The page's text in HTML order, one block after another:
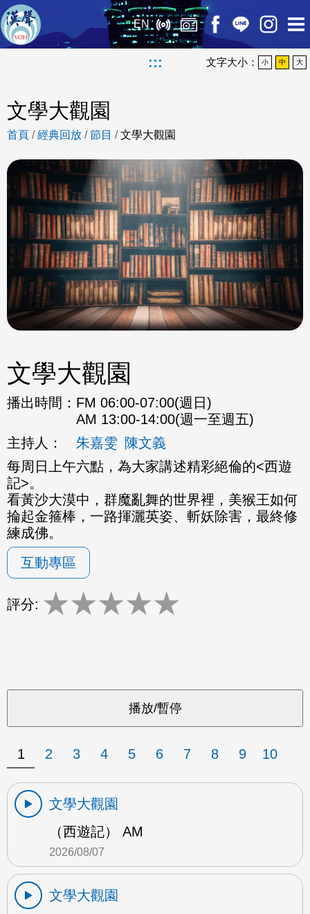
EN
::: 文字大小： 小 中 大
文學大觀園
首頁 /經典回放 /節目 /文學大觀園
文學大觀園
播出時間： FM 06:00-07:00(週日)
AM 13:00-14:00(週一至週五)
主持人：
朱嘉雯 陳文義
每周日上午六點，為大家講述精彩絕倫的<西遊
記>。
看黃沙大漠中，群魔亂舞的世界裡，美猴王如何
掄起金箍棒，一路揮灑英姿、斬妖除害，最終修
練成佛。
互動專區
評分: ★★★★★
1 2 3 4 5 6 7 8 9 10
文學大觀園
（西遊記） AM
2026/08/07
文學大觀園